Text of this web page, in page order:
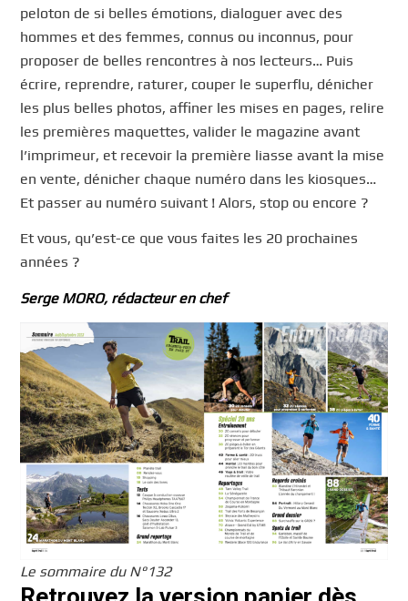
peloton de si belles émotions, dialoguer avec des
hommes et des femmes, connus ou inconnus, pour
proposer de belles rencontres à nos lecteurs… Puis
écrire, reprendre, raturer, couper le superflu, dénicher
les plus belles photos, affiner les mises en pages, relire
les premières maquettes, valider le magazine avant
l’imprimeur, et recevoir la première liasse avant la mise
en vente, dénicher chaque numéro dans les kiosques…
Et passer au numéro suivant ! Alors, stop ou encore ?
Et vous, qu’est-ce que vous faites les 20 prochaines
années ?
Serge MORO, rédacteur en chef
Le sommaire du N°132